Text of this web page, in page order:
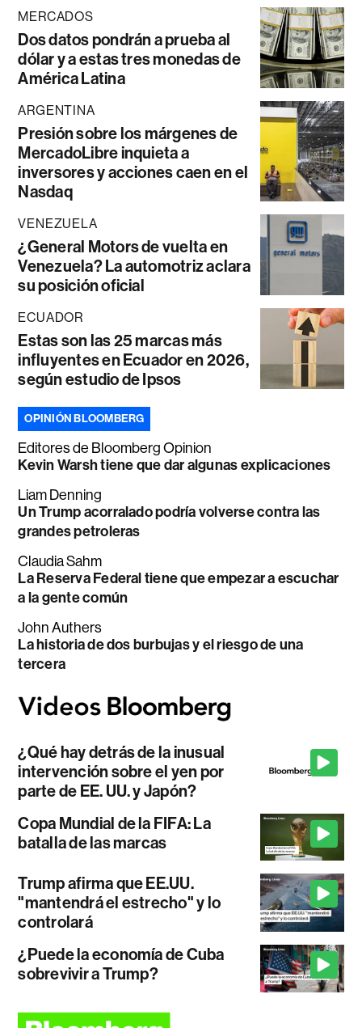
MERCADOS
Dos datos pondrán a prueba al
dólar y a estas tres monedas de
América Latina
ARGENTINA
Presión sobre los márgenes de
MercadoLibre inquieta a
inversores y acciones caen en el
Nasdaq
VENEZUELA
¿General Motors de vuelta en
Venezuela? La automotriz aclara
su posición oficial
ECUADOR
Estas son las 25 marcas más
influyentes en Ecuador en 2026,
según estudio de Ipsos
OPINIÓN BLOOMBERG
Editores de Bloomberg Opinion
Kevin Warsh tiene que dar algunas explicaciones
Liam Denning
Un Trump acorralado podría volverse contra las
grandes petroleras
Claudia Sahm
La Reserva Federal tiene que empezar a escuchar
a la gente común
John Authers
La historia de dos burbujas y el riesgo de una
tercera
¿Qué hay detrás de la inusual
intervención sobre el yen por
parte de EE. UU. y Japón?
Copa Mundial de la FIFA: La
batalla de las marcas
Trump afirma que EE.UU.
"mantendrá el estrecho" y lo
controlará
¿Puede la economía de Cuba
sobrevivir a Trump?